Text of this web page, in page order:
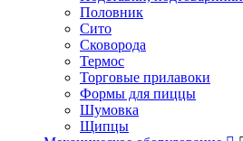
Половник
Сито
Сковорода
Термос
Торговые прилавоки
Формы для пиццы
Шумовка
Щипцы